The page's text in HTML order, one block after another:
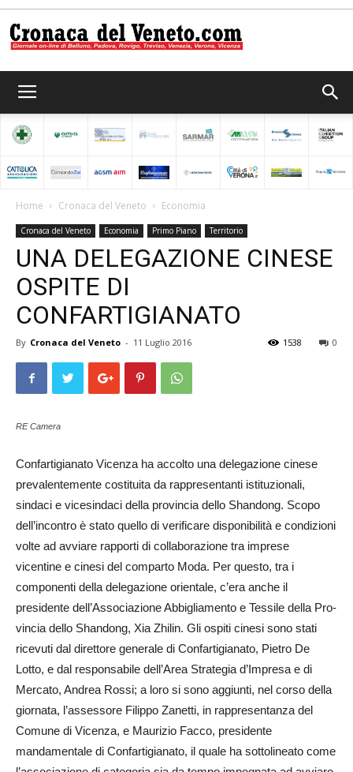
del
Veneto
Home Cronaca del Veneto Economia
Cronaca del Veneto Economia Primo Piano Territorio
UNA DELEGAZIONE CINESE
OSPITE DI
CONFARTIGIANATO
By Cronaca del Veneto - 11 Luglio 2016 0
1538
RE Camera
Confartigianato Vicenza ha accolto una delegazione ci­nese
prevalentemente cos­ti­tuita da rappresentanti istituzionali,
sindaci e vicesindaci della provincia dello Shandong. Scopo
dell’incontro è stato quello di verificare disponibilità e condizioni
volte ad avviare rapporti di collaborazione tra imprese
vicentine e cinesi del comparto Moda. Per questo, tra i
componenti della de­le­gazione orientale, c’era anche il
presidente dell’Associa­zio­ne Ab­bigliamento e Tessile della Pro­
vincia dello Shandong, Xia Zhi­lin. Gli ospiti cinesi sono stati
ricevuti dal direttore generale di Con­far­tigianato, Pietro De
Lotto, e dal responsabile dell’A­rea Strate­gia d’Impresa e di
Mer­cato, An­dre­a Rossi; a loro si so­no ag­giunti, nel corso della
giornata, l’as­­sessore Filippo Zanetti, in rappresentanza del
Comune di Vicenza, e Maurizio Facco, presidente
mandamentale di Confartigianato, il quale ha sottolineato come